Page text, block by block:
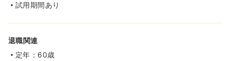
試用期間あり
退職関連
定年：60歳